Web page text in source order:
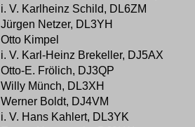
i. V. Karlheinz Schild, DL6ZM
Jürgen Netzer, DL3YH
Otto Kimpel
i. V. Karl-Heinz Brekeller, DJ5AX
Otto-E. Frölich, DJ3QP
Willy Münch, DL3XH
Werner Boldt, DJ4VM
i. V. Hans Kahlert, DL3YK